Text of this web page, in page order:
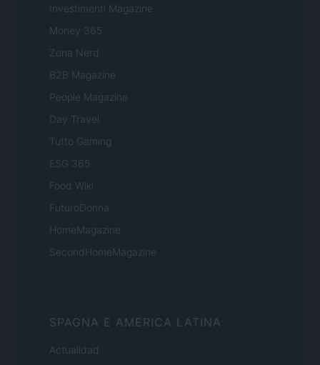
Investimenti Magazine
Money 365
Zona Nerd
B2B Magazine
People Magazine
Day Travel
Tutto Gaming
ESG 365
Food Wiki
FuturoDonna
HomeMagazine
SecondHomeMagazine
SPAGNA E AMERICA LATINA
Actualidad